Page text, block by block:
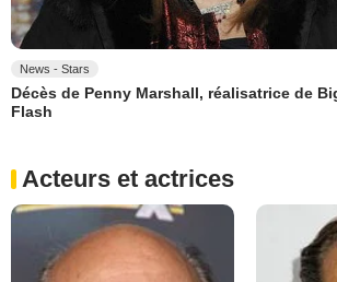
News - Stars
Décès de Penny Marshall, réalisatrice de
Flash
Acteurs et actrices